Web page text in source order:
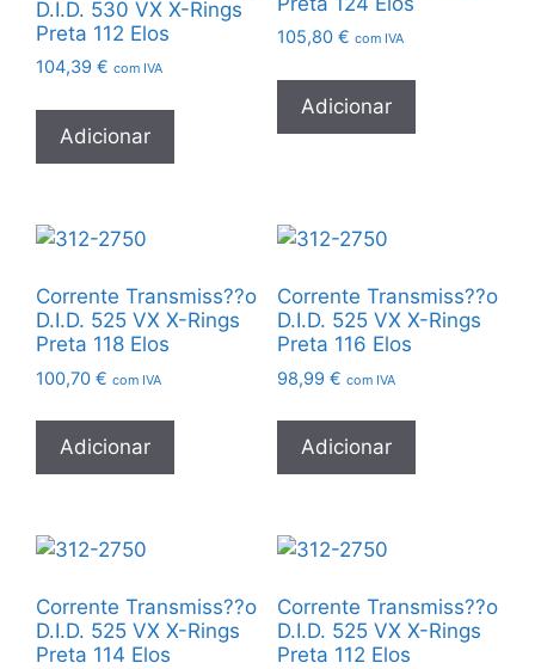
D.I.D. 530 VX X-Rings
Preta 112 Elos
104,39 € com IVA
Adicionar
105,80 € com IVA
Adicionar
Corrente Transmiss??o
D.I.D. 525 VX X-Rings
Preta 118 Elos
100,70 € com IVA
Adicionar
Corrente Transmiss??o
D.I.D. 525 VX X-Rings
Preta 116 Elos
98,99 € com IVA
Adicionar
Corrente Transmiss??o
D.I.D. 525 VX X-Rings
Preta 114 Elos
Corrente Transmiss??o
D.I.D. 525 VX X-Rings
Preta 112 Elos